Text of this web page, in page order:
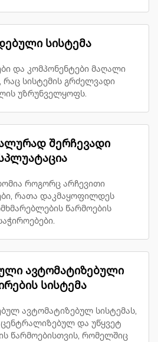
სისტემა
და კომპონენტები მაღალი
რაც სისტემის გრძელვადი
უზრუნველყოფს.
შერჩევადი
როგორც არჩევითი
რათა დაკმაყოფილდეს
წარმოების
ავტომატიზებული
სისტემა
ავტომატიზებულ სისტემას,
და უწყვეტ
წარმოებისთვის, რომელშიც